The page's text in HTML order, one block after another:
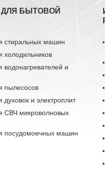
БЫТОВОЙ
стиральных машин
холодильников
водонагревателей и
пылесосов
духовок и электроплит
СВЧ микроволновых
посудомоечных машин